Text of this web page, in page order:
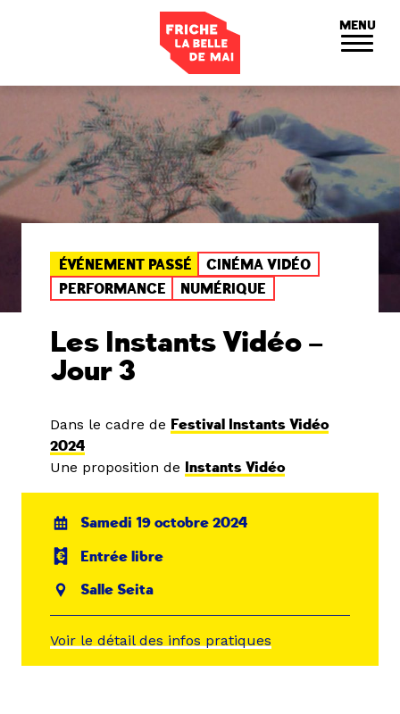
MENU
ÉVÉNEMENT PASSÉ
CINÉMA VIDÉO
PERFORMANCE
NUMÉRIQUE
Les Instants Vidéo –
Jour 3
Dans le cadre de Festival Instants Vidéo
2024
Une proposition de Instants Vidéo
Samedi 19 octobre 2024
Entrée libre
Salle Seita
Voir le détail des infos pratiques
Panneau de gestion des cookies